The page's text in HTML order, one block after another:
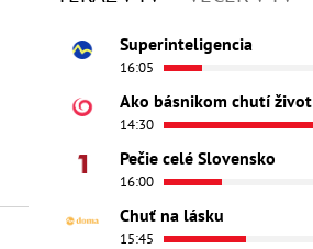
Superinteligencia
16:05
Ako básnikom chutí život
14:30
Pečie celé Slovensko
16:00
Chuť na lásku
15:45